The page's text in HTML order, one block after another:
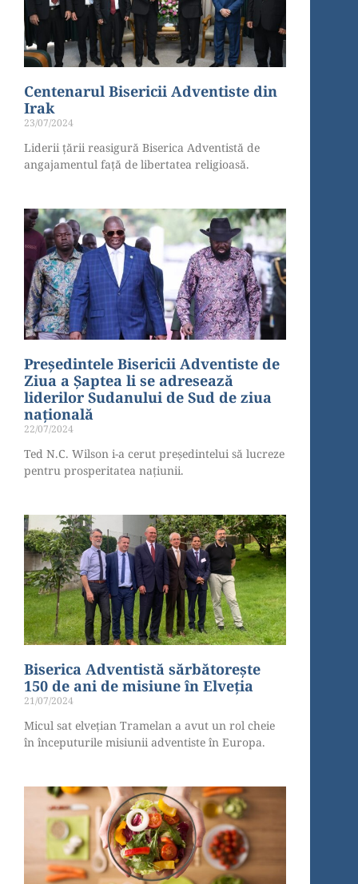
Centenarul Bisericii Adventiste din
Irak
23/07/2024
Liderii țării reasigură Biserica Adventistă de
angajamentul față de libertatea religioasă.
Președintele Bisericii Adventiste de
Ziua a Șaptea li se adresează
liderilor Sudanului de Sud de ziua
națională
22/07/2024
Ted N.C. Wilson i-a cerut președintelui să lucreze
pentru prosperitatea națiunii.
Biserica Adventistă sărbătorește
150 de ani de misiune în Elveția
21/07/2024
Micul sat elvețian Tramelan a avut un rol cheie
în începuturile misiunii adventiste în Europa.